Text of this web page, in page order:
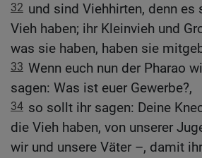
32 und sind Viehhirten, denn es
Vieh haben; ihr Kleinvieh und
was sie haben, haben sie
33 Wenn euch nun der Pharao
sagen: Was ist euer Gewerbe?,
34 so sollt ihr sagen: Deine
die Vieh haben, von unserer
wir und unsere Väter –, damit